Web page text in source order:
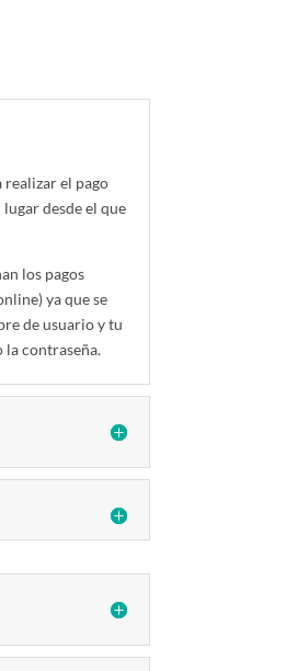
realizar el pago
desde el que
los pagos
ya que se
de usuario y tu
contraseña.